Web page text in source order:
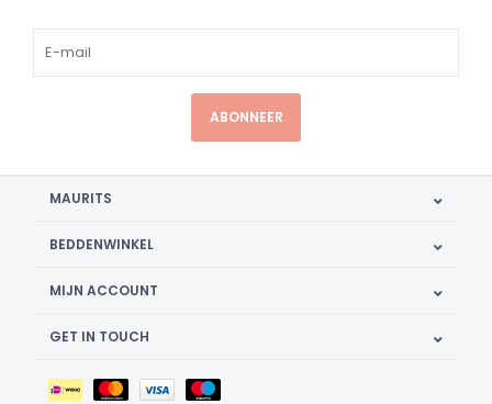
ABONNEER
MAURITS
BEDDENWINKEL
MIJN ACCOUNT
GET IN TOUCH